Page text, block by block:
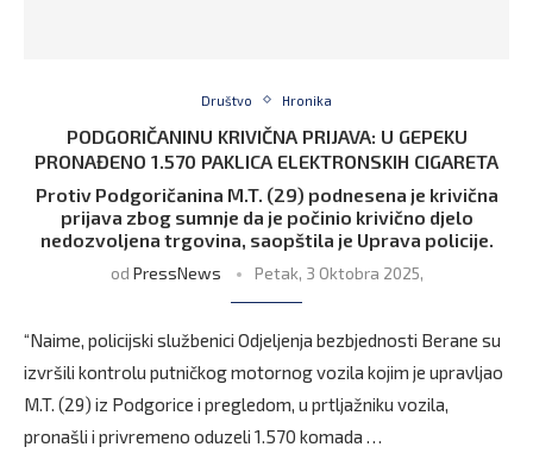
Društvo Hronika
PODGORIČANINU KRIVIČNA PRIJAVA: U GEPEKU
PRONAĐENO 1.570 PAKLICA ELEKTRONSKIH CIGARETA
Protiv Podgoričanina M.T. (29) podnesena je krivična
prijava zbog sumnje da je počinio krivično djelo
nedozvoljena trgovina, saopštila je Uprava policije.
od PressNews Petak, 3 Oktobra 2025,
“Naime, policijski službenici Odjeljenja bezbjednosti Berane su
izvršili kontrolu putničkog motornog vozila kojim je upravljao
M.T. (29) iz Podgorice i pregledom, u prtljažniku vozila,
pronašli i privremeno oduzeli 1.570 komada …